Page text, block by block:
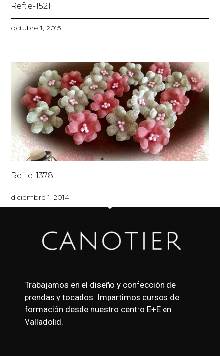
Ref: e-1521
octubre 1, 2015
Ref: e-1378
diciembre 1, 2014
Trabajamos en el diseño y confección de
prendas y tocados. Impartimos cursos de
formación desde nuestro centro E+E en
Valladolid.